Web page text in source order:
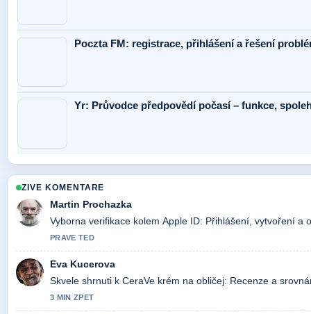
Poczta FM: registrace, přihlášení a řešení
Yr: Průvodce předpovědí počasí – funkce,
ZIVE KOMENTARE
Martin Prochazka
Vyborna verifikace kolem Apple ID: Přihlášení, vytvoření a
PRAVE TED
Eva Kucerova
Skvele shrnuti k CeraVe krém na obličej: Recenze a
3 MIN ZPET